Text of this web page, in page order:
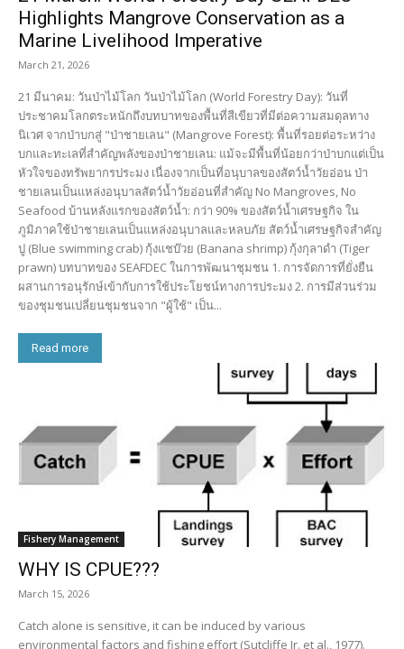
Highlights Mangrove Conservation as a
Marine Livelihood Imperative
March 21, 2026
21 มีนาคม: วันป่าไม้โลก วันป่าไม้โลก (World Forestry Day): วันที่
ประชาคมโลกตระหนักถึงบทบาทของพื้นที่สีเขียวที่มีต่อความสมดุลทาง
นิเวศ จากป่าบกสู่ "ป่าชายเลน" (Mangrove Forest): พื้นที่รอยต่อระหว่าง
บกและทะเลที่สำคัญพลังของป่าชายเลน: แม้จะมีพื้นที่น้อยกว่าป่าบกแต่เป็น
หัวใจของทรัพยากรประมง เนื่องจากเป็นที่อนุบาลของสัตว์น้ำวัยอ่อน ป่า
ชายเลนเป็นแหล่งอนุบาลสัตว์น้ำวัยอ่อนที่สำคัญ No Mangroves, No
Seafood บ้านหลังแรกของสัตว์น้ำ: กว่า 90% ของสัตว์น้ำเศรษฐกิจ ใน
ภูมิภาคใช้ป่าชายเลนเป็นแหล่งอนุบาลและหลบภัย สัตว์น้ำเศรษฐกิจสำคัญ
ปู (Blue swimming crab) กุ้งแชบ๊วย (Banana shrimp) กุ้งกุลาดำ (Tiger
prawn) บทบาทของ SEAFDEC ในการพัฒนาชุมชน 1. การจัดการที่ยั่งยืน
ผสานการอนุรักษ์เข้ากับการใช้ประโยชน์ทางการประมง 2. การมีส่วนร่วม
ของชุมชนเปลี่ยนชุมชนจาก "ผู้ใช้" เป็น...
Read more
Fishery Management
WHY IS CPUE???
March 15, 2026
Catch alone is sensitive, it can be induced by various
environmental factors and fishing effort (Sutcliffe Jr. et al., 1977).